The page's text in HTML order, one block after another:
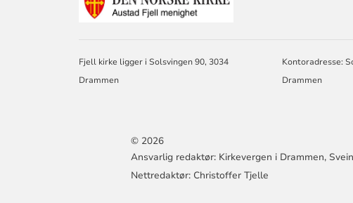
DRAMMEN
Fjell kirke ligger i Solsvingen 90, 3034
Drammen
Kontoradresse:
Drammen
© 2026
Ansvarlig redaktør: Kirkevergen i Drammen,
Nettredaktør: Christoffer Tjelle